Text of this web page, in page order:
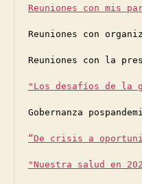
Reuniones con mis
Reuniones con
Reuniones con la
"Los desafíos de la
Gobernanza
“De crisis a
"Nuestra salud en